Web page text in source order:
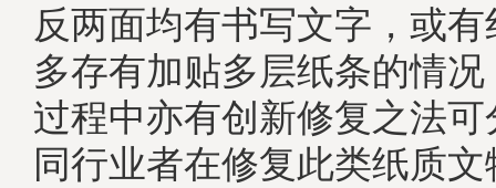
反两面均有书写文字，或
多存有加贴多层纸条的情
过程中亦有创新修复之法
同行业者在修复此类纸质